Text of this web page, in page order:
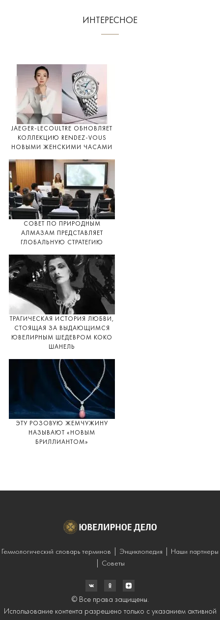
ИНТЕРЕСНОЕ
JAEGER-LECOULTRE ОБНОВЛЯЕТ
КОЛЛЕКЦИЮ RENDEZ-VOUS
НОВЫМИ ЖЕНСКИМИ ЧАСАМИ
СОВЕТ ПО ПРИРОДНЫМ
АЛМАЗАМ ПРЕДСТАВЛЯЕТ
ГЛОБАЛЬНУЮ СТРАТЕГИЮ
ТРАГИЧЕСКАЯ ИСТОРИЯ ЛЮБВИ,
СТОЯЩАЯ ЗА ВЫДАЮЩИМСЯ
ЮВЕЛИРНЫМ ШЕДЕВРОМ КОКО
ШАНЕЛЬ
ЭТУ РОЗОВУЮ ЖЕМЧУЖИНУ
НАЗЫВАЮТ «НОВЫМ
БРИЛЛИАНТОМ»
Геммологический словарь терминов Энциклопедия
Наши партнеры
Советы
© Все права защищены.
Использование контента разрешено только с указанием активной